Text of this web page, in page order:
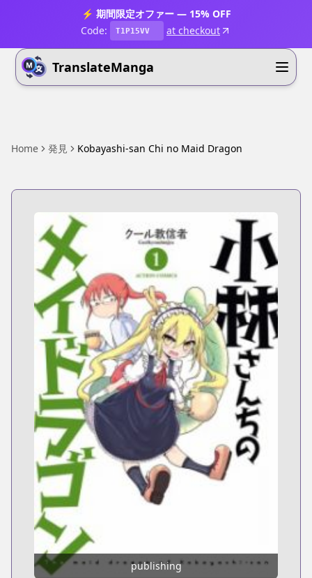
⚡ 期間限定オファー — 15% OFF
Code:
T1P15VV at checkout
TranslateManga
Home 発見 Kobayashi-san Chi no Maid Dragon
publishing